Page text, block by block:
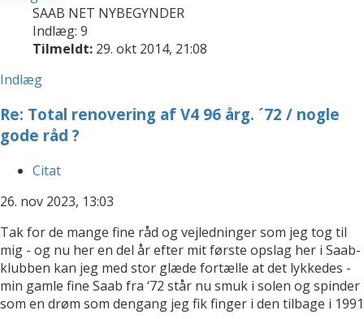
SAAB NET NYBEGYNDER
Indlæg: 9
Tilmeldt: 29. okt 2014, 21:08
Indlæg
Re: Total renovering af V4 96 årg. ´72 / nogle
gode råd ?
Citat
26. nov 2023, 13:03
Tak for de mange fine råd og vejledninger som jeg tog til
mig - og nu her en del år efter mit første opslag her i Saab-
klubben kan jeg med stor glæde fortælle at det lykkedes -
min gamle fine Saab fra ‘72 står nu smuk i solen og spinder
som en drøm som dengang jeg fik finger i den tilbage i 1991